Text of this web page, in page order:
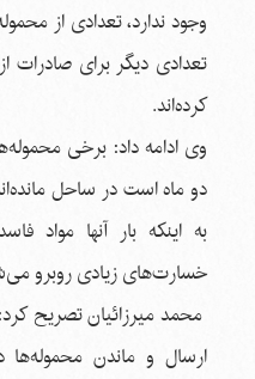
وجود ندارد، تعدادی از
تعدادی دیگر برای صادرات
کرده‌اند.
وی ادامه داد: برخی
دو ماه است در ساحل
به اینکه بار آنها مواد
خسارت‌های زیادی روبرو
محمد میرزائیان تصریح
ارسال و ماندن محموله‌ها